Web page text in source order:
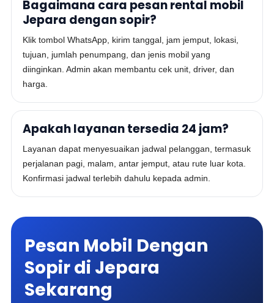
Bagaimana cara pesan rental mobil
Jepara dengan sopir?
Klik tombol WhatsApp, kirim tanggal, jam jemput, lokasi,
tujuan, jumlah penumpang, dan jenis mobil yang
diinginkan. Admin akan membantu cek unit, driver, dan
harga.
Apakah layanan tersedia 24 jam?
Layanan dapat menyesuaikan jadwal pelanggan, termasuk
perjalanan pagi, malam, antar jemput, atau rute luar kota.
Konfirmasi jadwal terlebih dahulu kepada admin.
Pesan Mobil Dengan
Sopir di Jepara
Sekarang